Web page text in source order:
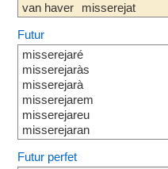
van haver
misserejat
Futur
misserejaré
misserejaràs
misserejarà
misserejarem
misserejareu
misserejaran
Futur perfet